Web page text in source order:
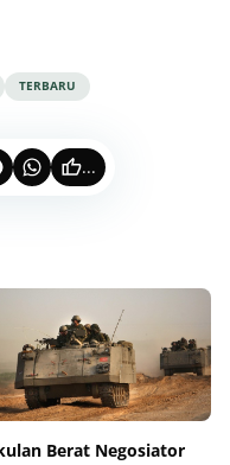
TERBARU
...
Berat Negosiator